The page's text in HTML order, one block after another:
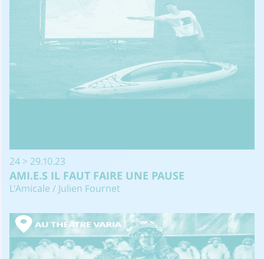
24 > 29.10.23
AMI.E.S IL FAUT FAIRE UNE PAUSE
L'Amicale / Julien Fournet